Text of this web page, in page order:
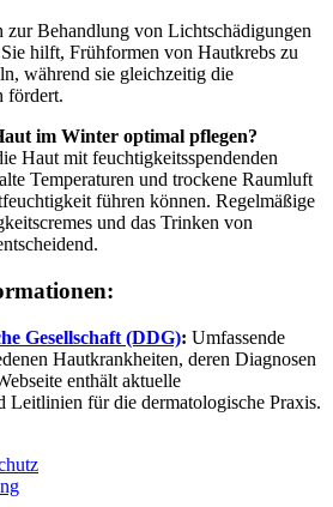
Behandlung von Lichtschädigungen
hilft, Frühformen von Hautkrebs zu
während sie gleichzeitig die
fördert.
im Winter optimal pflegen?
Haut mit feuchtigkeitsspendenden
Temperaturen und trockene Raumluft
führen können. Regelmäßige
und das Trinken von
Gesellschaft (DDG): Umfassende
Hautkrankheiten, deren Diagnosen
enthält aktuelle
Leitlinien für die dermatologische Praxis.